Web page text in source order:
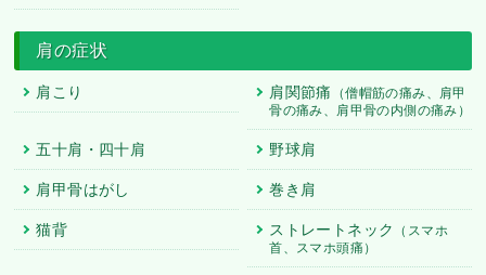
肩の症状
肩こり 肩関節痛
（僧帽筋の痛み、肩甲
骨の痛み、肩甲骨の内側の痛み）
五十肩・四十肩 野球肩
肩甲骨はがし 巻き肩
猫背 ストレートネック
（スマホ
首、スマホ頭痛）